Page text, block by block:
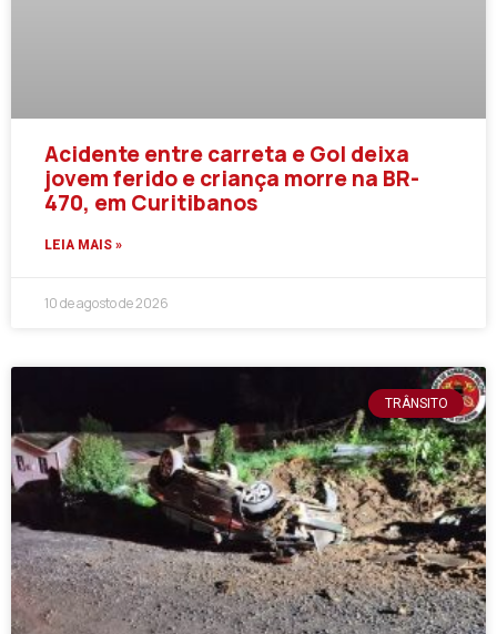
Acidente entre carreta e Gol deixa
jovem ferido e criança morre na BR-
470, em Curitibanos
LEIA MAIS »
10 de agosto de 2026
TRÂNSITO